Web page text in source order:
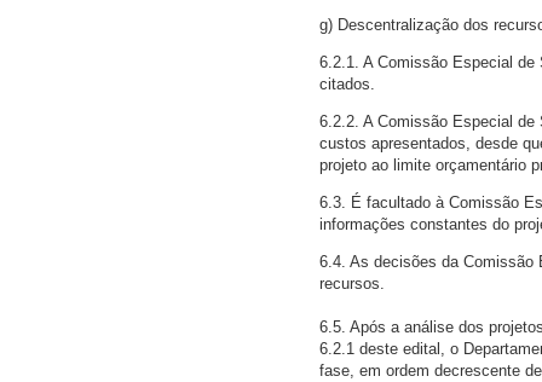
g) Descentralização dos
6.2.1. A Comissão Especial
citados.
6.2.2. A Comissão Especial
custos apresentados, desde
projeto ao limite orçamentário
6.3. É facultado à Comissão
informações constantes do
6.4. As decisões da Comissão
recursos.
6.5. Após a análise dos
6.2.1 deste edital, o
fase, em ordem decrescente